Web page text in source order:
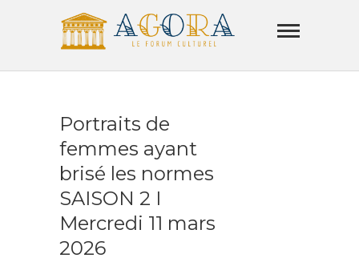
Agora
LE FORUM CULTUREL
Portraits de
femmes ayant
brisé les normes
SAISON 2 I
Mercredi 11 mars
2026